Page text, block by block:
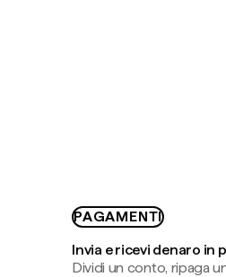
PAGAMENTI
Invia e ricevi denaro in
Dividi un conto, ripaga